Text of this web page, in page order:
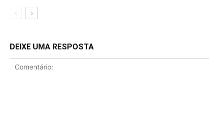
DEIXE UMA RESPOSTA